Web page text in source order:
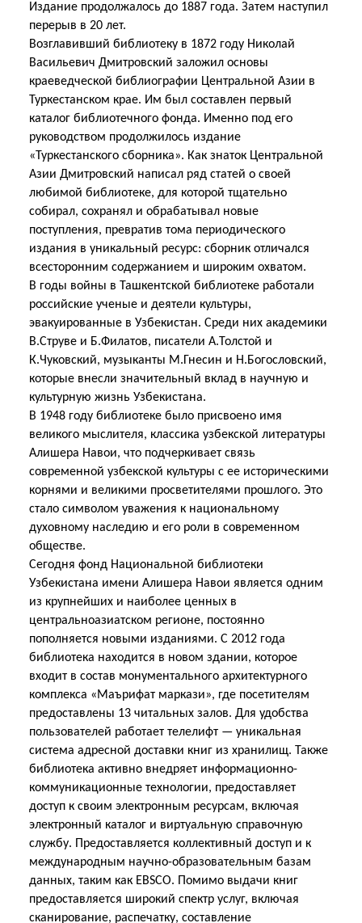
Издание продолжалось до 1887 года. Затем наступил
перерыв в 20 лет.
Возглавивший библиотеку в 1872 году Николай
Васильевич Дмитровский заложил основы
краеведческой библиографии Центральной Азии в
Туркестанском крае. Им был составлен первый
каталог библиотечного фонда. Именно под его
руководством продолжилось издание
«Туркестанского сборника». Как знаток Центральной
Азии Дмитровский написал ряд статей о своей
любимой библиотеке, для которой тщательно
собирал, сохранял и обрабатывал новые
поступления, превратив тома периодического
издания в уникальный ресурс: сборник отличался
всесторонним содержанием и широким охватом.
В годы войны в Ташкентской библиотеке работали
российские ученые и деятели культуры,
эвакуированные в Узбекистан. Среди них академики
В.Струве и Б.Филатов, писатели А.Толстой и
К.Чуковский, музыканты М.Гнесин и Н.Богословский,
которые внесли значительный вклад в научную и
культурную жизнь Узбекистана.
В 1948 году библиотеке было присвоено имя
великого мыслителя, классика узбекской литературы
Алишера Навои, что подчеркивает связь
современной узбекской культуры с ее историческими
корнями и великими просветителями прошлого. Это
стало символом уважения к национальному
духовному наследию и его роли в современном
обществе.
Сегодня фонд Национальной библиотеки
Узбекистана имени Алишера Навои является одним
из крупнейших и наиболее ценных в
центральноазиатском регионе, постоянно
пополняется новыми изданиями. С 2012 года
библиотека находится в новом здании, которое
входит в состав монументального архитектурного
комплекса «Маърифат маркази», где посетителям
предоставлены 13 читальных залов. Для удобства
пользователей работает телелифт — уникальная
система адресной доставки книг из хранилищ. Также
библиотека активно внедряет информационно-
коммуникационные технологии, предоставляет
доступ к своим электронным ресурсам, включая
электронный каталог и виртуальную справочную
службу. Предоставляется коллективный доступ и к
международным научно-образовательным базам
данных, таким как EBSCO. Помимо выдачи книг
предоставляется широкий спектр услуг, включая
сканирование, распечатку, составление